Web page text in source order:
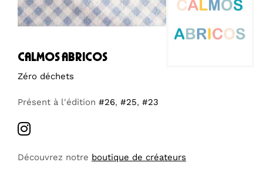
calmos abricos
Zéro déchets
Présent à l'édition #26, #25, #23
Découvrez notre boutique de créateurs